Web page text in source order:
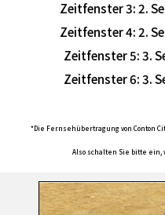
Zeitfenster 3: 2.
Zeitfenster 4: 2.
Zeitfenster 5: 3.
Zeitfenster 6: 3.
*Die Fernsehübertragung von Conton
Also schalten Sie bitte ein,